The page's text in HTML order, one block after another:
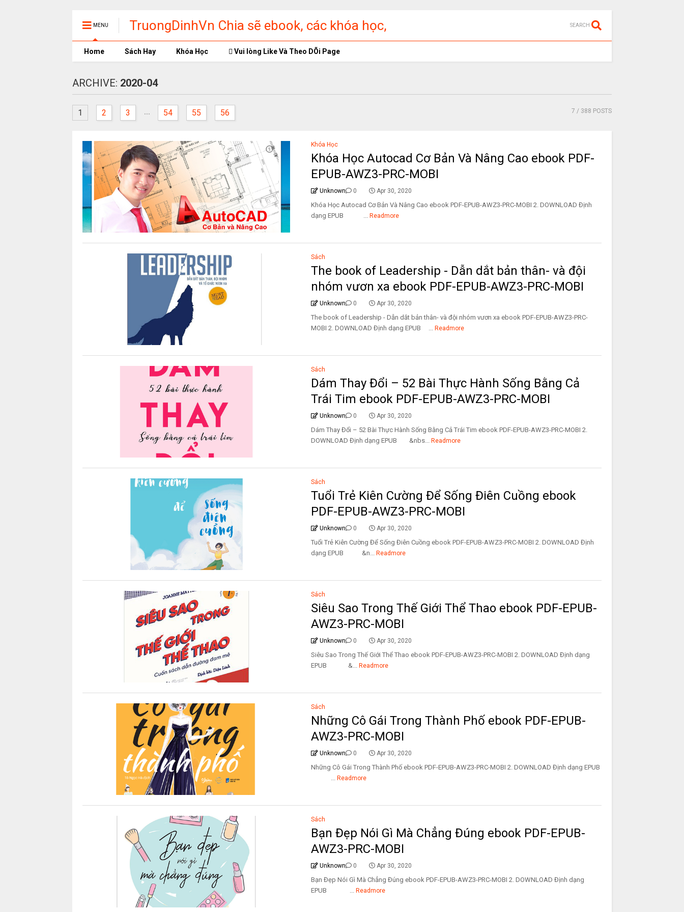
MENU
TruongDinhVn Chia sẽ ebook, các khóa học,
phần mềm học tập miễn phí
SEARCH
Home Sách Hay Khóa Học Vui lòng Like Và Theo DÕi Page
ARCHIVE: 2020-04
1 2 3 ... 54 55 56 7 / 388 POSTS
Khóa Học
Khóa Học Autocad Cơ Bản Và Nâng Cao ebook PDF-
EPUB-AWZ3-PRC-MOBI
Unknown 0 Apr 30, 2020
Khóa Học Autocad Cơ Bản Và Nâng Cao ebook PDF-EPUB-AWZ3-PRC-MOBI 2. DOWNLOAD Định
dạng EPUB ... Readmore
Sách
The book of Leadership - Dẫn dắt bản thân- và đội
nhóm vươn xa ebook PDF-EPUB-AWZ3-PRC-MOBI
Unknown 0 Apr 30, 2020
The book of Leadership - Dẫn dắt bản thân- và đội nhóm vươn xa ebook PDF-EPUB-AWZ3-PRC-
MOBI 2. DOWNLOAD Định dạng EPUB ... Readmore
Sách
Dám Thay Đổi – 52 Bài Thực Hành Sống Bằng Cả
Trái Tim ebook PDF-EPUB-AWZ3-PRC-MOBI
Unknown 0 Apr 30, 2020
Dám Thay Đổi – 52 Bài Thực Hành Sống Bằng Cả Trái Tim ebook PDF-EPUB-AWZ3-PRC-MOBI 2.
DOWNLOAD Định dạng EPUB &nbs... Readmore
Sách
Tuổi Trẻ Kiên Cường Để Sống Điên Cuồng ebook
PDF-EPUB-AWZ3-PRC-MOBI
Unknown 0 Apr 30, 2020
Tuổi Trẻ Kiên Cường Để Sống Điên Cuồng ebook PDF-EPUB-AWZ3-PRC-MOBI 2. DOWNLOAD Định
dạng EPUB &n... Readmore
Sách
Siêu Sao Trong Thế Giới Thể Thao ebook PDF-EPUB-
AWZ3-PRC-MOBI
Unknown 0 Apr 30, 2020
Siêu Sao Trong Thế Giới Thể Thao ebook PDF-EPUB-AWZ3-PRC-MOBI 2. DOWNLOAD Định dạng
EPUB &... Readmore
Sách
Những Cô Gái Trong Thành Phố ebook PDF-EPUB-
AWZ3-PRC-MOBI
Unknown 0 Apr 30, 2020
Những Cô Gái Trong Thành Phố ebook PDF-EPUB-AWZ3-PRC-MOBI 2. DOWNLOAD Định dạng EPUB
... Readmore
Sách
Bạn Đẹp Nói Gì Mà Chẳng Đúng ebook PDF-EPUB-
AWZ3-PRC-MOBI
Unknown 0 Apr 30, 2020
Bạn Đẹp Nói Gì Mà Chẳng Đúng ebook PDF-EPUB-AWZ3-PRC-MOBI 2. DOWNLOAD Định dạng
EPUB ... Readmore